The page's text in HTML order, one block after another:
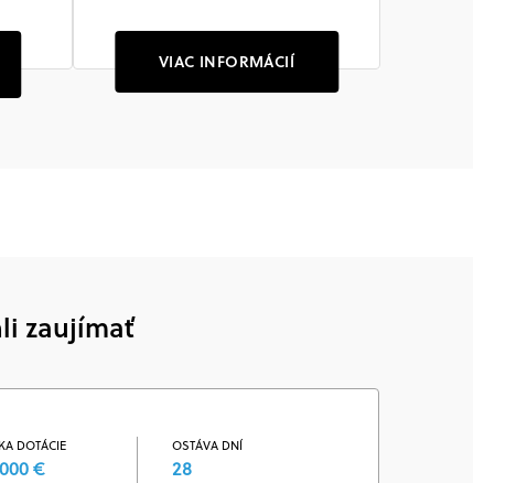
VIAC INFORMÁCIÍ
zaujímať
DOTÁCIE
€
OSTÁVA DNÍ
28